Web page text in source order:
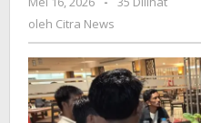
Citra
oleh Citra News